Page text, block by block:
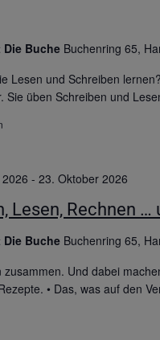
Buche Buchenring 65,
Lesen und Schreiben
Sie üben Schreiben und
Lesen, Rechnen …
- 23. Oktober 2026
Buche Buchenring 65,
zusammen. Und dabei
• Das, was auf den